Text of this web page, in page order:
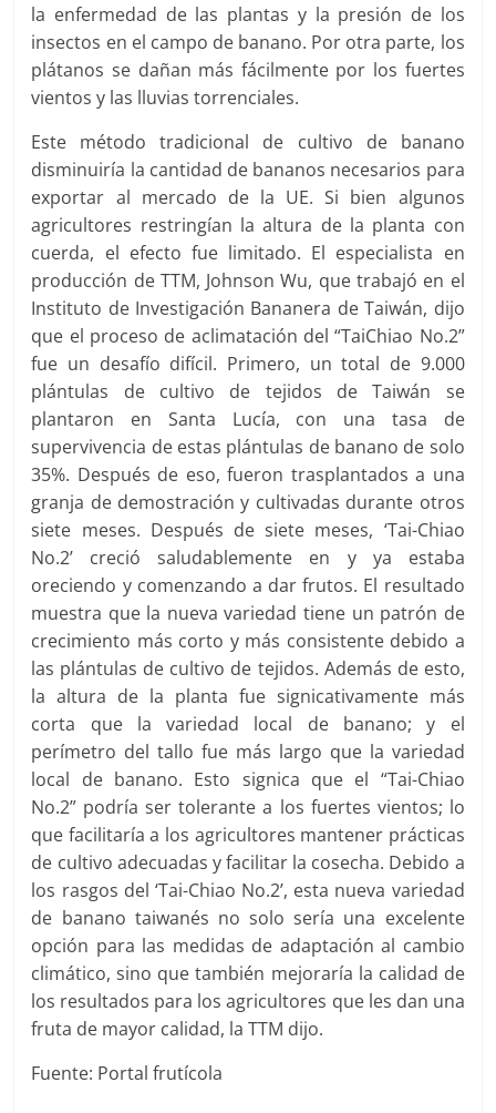
la enfermedad de las plantas y la presión de los
insectos en el campo de banano. Por otra parte, los
plátanos se dañan más fácilmente por los fuertes
vientos y las lluvias torrenciales.
Este método tradicional de cultivo de banano
disminuiría la cantidad de bananos necesarios para
exportar al mercado de la UE. Si bien algunos
agricultores restringían la altura de la planta con
cuerda, el efecto fue limitado. El especialista en
producción de TTM, Johnson Wu, que trabajó en el
Instituto de Investigación Bananera de Taiwán, dijo
que el proceso de aclimatación del “TaiChiao No.2”
fue un desafío difícil. Primero, un total de 9.000
plántulas de cultivo de tejidos de Taiwán se
plantaron en Santa Lucía, con una tasa de
supervivencia de estas plántulas de banano de solo
35%. Después de eso, fueron trasplantados a una
granja de demostración y cultivadas durante otros
siete meses. Después de siete meses, ‘Tai-Chiao
No.2’ creció saludablemente en y ya estaba
oreciendo y comenzando a dar frutos. El resultado
muestra que la nueva variedad tiene un patrón de
crecimiento más corto y más consistente debido a
las plántulas de cultivo de tejidos. Además de esto,
la altura de la planta fue signicativamente más
corta que la variedad local de banano; y el
perímetro del tallo fue más largo que la variedad
local de banano. Esto signica que el “Tai-Chiao
No.2” podría ser tolerante a los fuertes vientos; lo
que facilitaría a los agricultores mantener prácticas
de cultivo adecuadas y facilitar la cosecha. Debido a
los rasgos del ‘Tai-Chiao No.2’, esta nueva variedad
de banano taiwanés no solo sería una excelente
opción para las medidas de adaptación al cambio
climático, sino que también mejoraría la calidad de
los resultados para los agricultores que les dan una
fruta de mayor calidad, la TTM dijo.
Fuente: Portal frutícola